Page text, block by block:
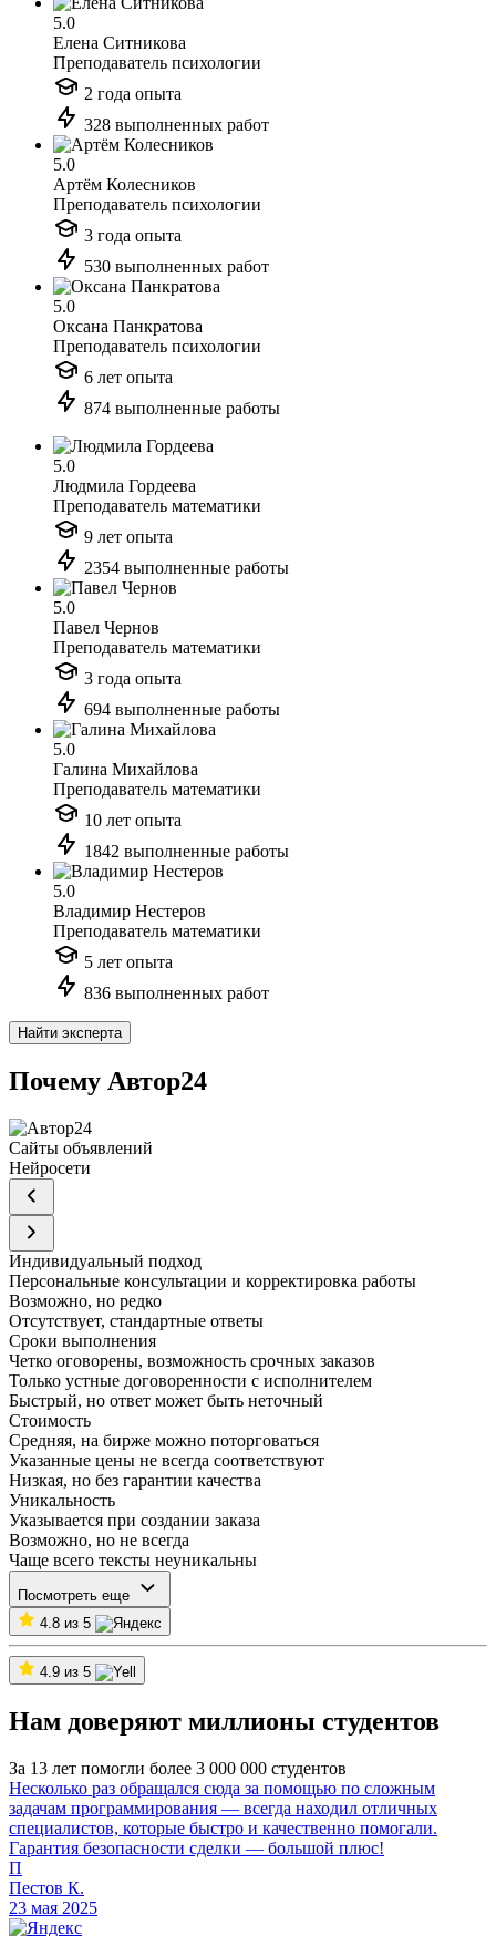
5.0
Елена Ситникова
Преподаватель психологии
2 года опыта
328 выполненных работ
5.0
Артём Колесников
Преподаватель психологии
3 года опыта
530 выполненных работ
5.0
Оксана Панкратова
Преподаватель психологии
6 лет опыта
874 выполненные работы
5.0
Людмила Гордеева
Преподаватель математики
9 лет опыта
2354 выполненные работы
5.0
Павел Чернов
Преподаватель математики
3 года опыта
694 выполненные работы
5.0
Галина Михайлова
Преподаватель математики
10 лет опыта
1842 выполненные работы
5.0
Владимир Нестеров
Преподаватель математики
5 лет опыта
836 выполненных работ
Найти эксперта
Почему Автор24
Сайты объявлений
Нейросети
Индивидуальный подход
Персональные консультации и корректировка работы
Возможно, но редко
Отсутствует, стандартные ответы
Сроки выполнения
Четко оговорены, возможность срочных заказов
Только устные договоренности с исполнителем
Быстрый, но ответ может быть неточный
Стоимость
Средняя, на бирже можно поторговаться
Указанные цены не всегда соответствуют
Низкая, но без гарантии качества
Уникальность
Указывается при создании заказа
Возможно, но не всегда
Чаще всего тексты неуникальны
Посмотреть еще
4.8 из 5
4.9 из 5
Нам доверяют миллионы студентов
За 13 лет помогли более 3 000 000 студентов
Несколько раз обращался сюда за помощью по сложным
задачам программирования — всегда находил отличных
специалистов, которые быстро и качественно помогали.
Гарантия безопасности сделки — большой плюс!
П
Пестов К.
23 мая 2025